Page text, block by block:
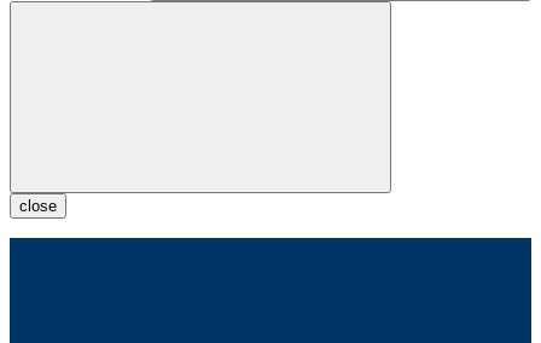
close